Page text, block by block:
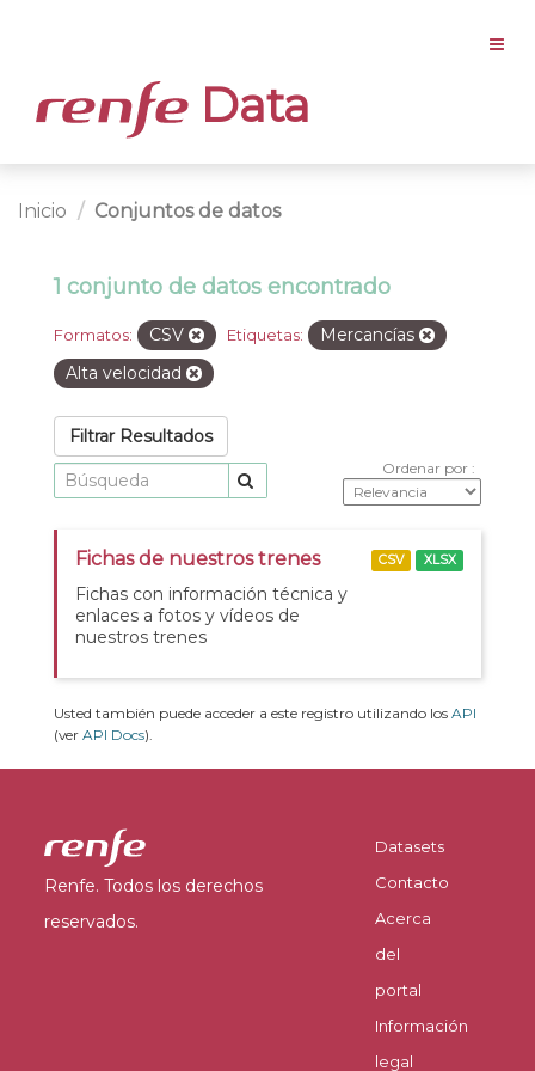
Data
Inicio Conjuntos de datos
1 conjunto de datos encontrado
Formatos: CSV Etiquetas:
Mercancías
Alta velocidad
Filtrar Resultados
Ordenar por
Fichas de nuestros trenes
Fichas con información técnica y
enlaces a fotos y vídeos de
nuestros trenes
CSV XLSX
Usted también puede acceder a este registro utilizando los API
(ver API Docs).
Renfe. Todos los derechos
reservados.
Datasets
Contacto
Acerca
del
portal
Información
legal